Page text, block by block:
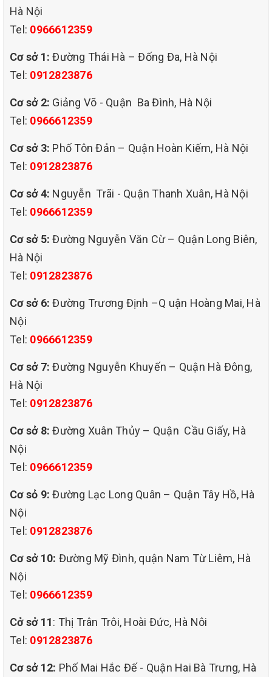
dịch vụ giặt thảm tại
quận đống đa hà nội .
LỢI ÍCH KHI CHỌN DỊCH VỤ CỦA QHT VIỆT NAM
Hà Nội
Tel: 0966612359
Cơ sở 1: Đường Thái Hà – Đống Đa, Hà Nội
Tel: 0912823876
Cơ sở 2: Giảng Võ - Quận Ba Đình, Hà Nội
Tel: 0966612359
Cơ sở 3: Phố Tôn Đản – Quận Hoàn Kiếm, Hà Nội
Tel: 0912823876
Cơ sở 4: Nguyễn Trãi - Quận Thanh Xuân, Hà Nội
Tel: 0966612359
Cơ sở 5: Đường Nguyễn Văn Cừ – Quận Long Biên,
Hà Nội
Tel: 0912823876
Cơ sở 6: Đường Trương Định –Q uận Hoàng Mai, Hà
Nội
Tel: 0966612359
Cơ sở 7:Đường Nguyễn Khuyến – Quận Hà Đông,
Hà Nội
Tel: 0912823876
Cơ sở 8:Đường Xuân Thủy – Quận Cầu Giấy, Hà
Nội
Tel: 0966612359
Cơ sỏ 9: Đường Lạc Long Quân – Quận Tây Hồ, Hà
Nội
Tel: 0912823876
Cơ sở 10: Đường Mỹ Đình, quận Nam Từ Liêm, Hà
Nội
Tel: 0966612359
Cở sở 11: Thị Trân Trôi, Hoài Đức, Hà Nôi
Tel: 0912823876
Cơ sở 12: Phố Mai Hắc Đế - Quận Hai Bà Trưng, Hà